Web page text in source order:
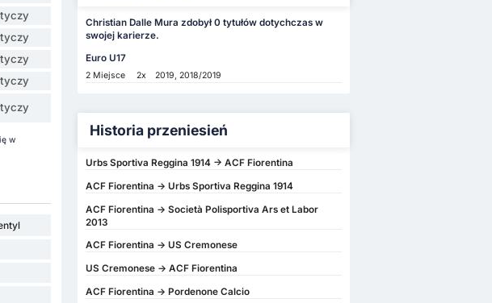
w
Christian Dalle Mura zdobył 0 tytułów dotychczas w
swojej karierze.
Euro U17
2 Miejsce 2x 2019, 2018/2019
Historia przeniesień
Urbs Sportiva Reggina 1914 -> ACF Fiorentina
ACF Fiorentina -> Urbs Sportiva Reggina 1914
ACF Fiorentina -> Società Polisportiva Ars et Labor
2013
ACF Fiorentina -> US Cremonese
US Cremonese -> ACF Fiorentina
ACF Fiorentina -> Pordenone Calcio